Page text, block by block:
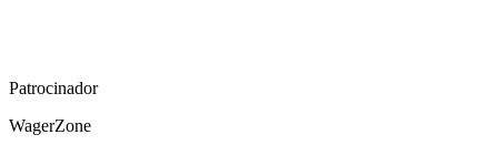
Patrocinador
WagerZone